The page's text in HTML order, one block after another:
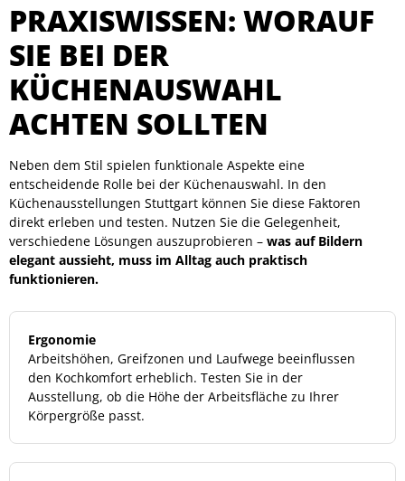
PRAXISWISSEN: WORAUF
SIE BEI DER
KÜCHENAUSWAHL
ACHTEN SOLLTEN
Neben dem Stil spielen funktionale Aspekte eine
entscheidende Rolle bei der Küchenauswahl. In den
Küchenausstellungen Stuttgart können Sie diese Faktoren
direkt erleben und testen. Nutzen Sie die Gelegenheit,
verschiedene Lösungen auszuprobieren – was auf Bildern
elegant aussieht, muss im Alltag auch praktisch
funktionieren.
Ergonomie
Arbeitshöhen, Greifzonen und Laufwege beeinflussen
den Kochkomfort erheblich. Testen Sie in der
Ausstellung, ob die Höhe der Arbeitsfläche zu Ihrer
Körpergröße passt.